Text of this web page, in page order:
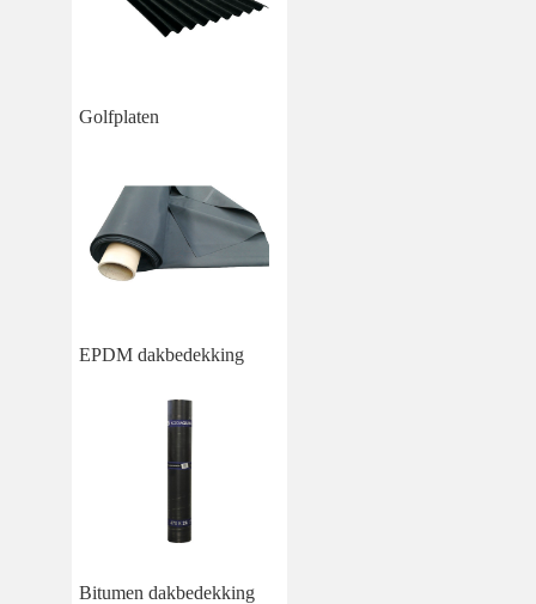
Golfplaten
EPDM dakbedekking
Bitumen dakbedekking